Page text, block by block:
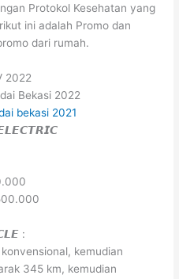
Protokol Kesehatan yang
ini adalah Promo dan
dari rumah.
2022
:
kemudian
345 km, kemudian